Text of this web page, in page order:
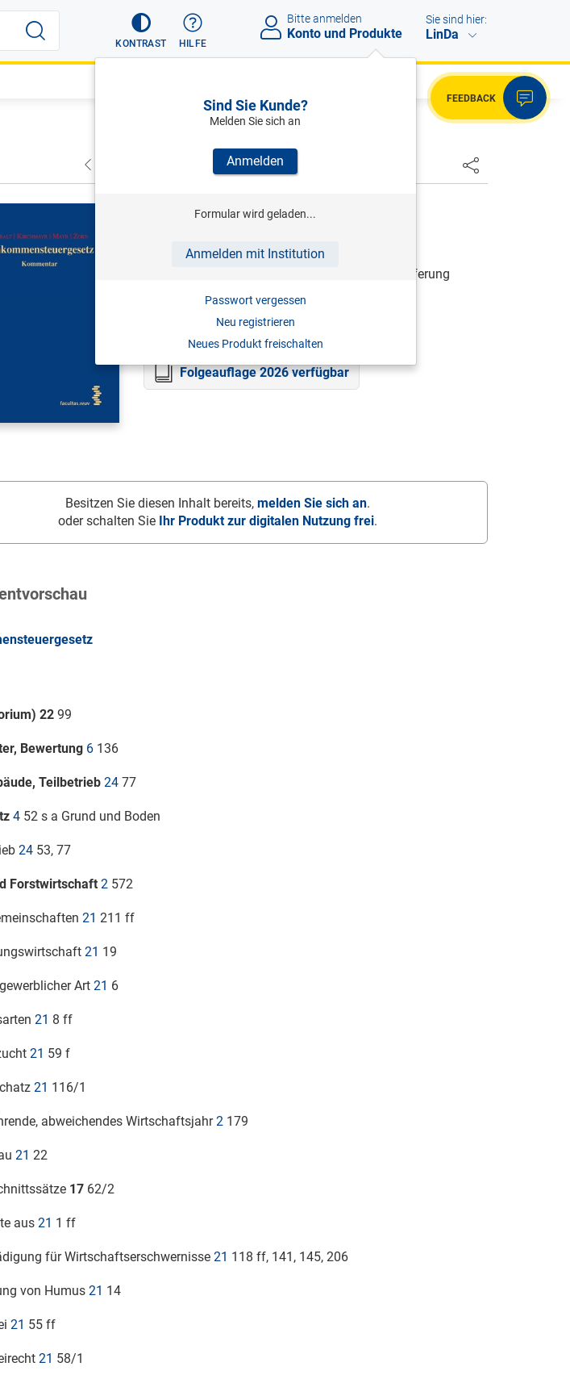
KONTRAST HILFE
Bitte anmelden
Konto und Produkte
Sind Sie Kunde?
Melden Sie sich an
Anmelden
Formular wird geladen...
Anmelden mit Institution
Passwort vergessen
Neu registrieren
Neues Produkt freischalten
Sie sind hier:
LinDa
FEEDBACK
NÄCHSTER
DORALT/KIRCHMAYR/MAYR/ZORN (HRSG.)
Kommentar | Grundwerk inkl. 25. Ergänzungslieferung
978-3-85114-861-9
Folgeauflage 2026 verfügbar
Besitzen Sie diesen Inhalt bereits, melden Sie sich an.
oder schalten Sie
Ihr Produkt zur digitalen Nutzung frei.
22 99
Bewertung 6 136
Teilbetrieb 24 77
4 52 s a Grund und Boden
24 53, 77
Forstwirtschaft 2 572
21 211 ff
21 19
Art 21 6
21 8 ff
21 59 f
21 116/1
abweichendes Wirtschaftsjahr2 179
21 22
17 62/2
aus 21 1 ff
für Wirtschaftserschwernisse 21 118 ff, 141, 145, 206
von Humus 21 14
21 55 ff
21 58/1